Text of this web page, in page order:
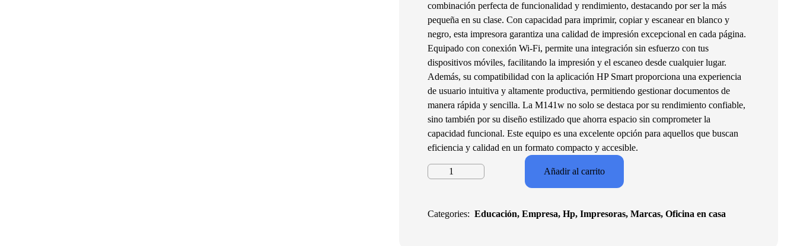
combinación perfecta de funcionalidad y rendimiento, destacando por ser la más
pequeña en su clase. Con capacidad para imprimir, copiar y escanear en blanco y
negro, esta impresora garantiza una calidad de impresión excepcional en cada página.
Equipado con conexión Wi-Fi, permite una integración sin esfuerzo con tus
dispositivos móviles, facilitando la impresión y el escaneo desde cualquier lugar.
Además, su compatibilidad con la aplicación HP Smart proporciona una experiencia
de usuario intuitiva y altamente productiva, permitiendo gestionar documentos de
manera rápida y sencilla. La M141w no solo se destaca por su rendimiento confiable,
sino también por su diseño estilizado que ahorra espacio sin comprometer la
capacidad funcional. Este equipo es una excelente opción para aquellos que buscan
eficiencia y calidad en un formato compacto y accesible.
Impresora
LaserJet
Añadir al carrito
Categories: Educación, Empresa, Hp, Impresoras, Marcas, Oficina en casa